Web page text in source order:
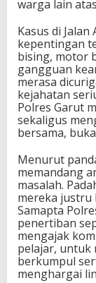
warga lain
Kasus di
kepentingan
bising, motor
gangguan
merasa
kejahatan
Polres Garut
sekaligus
bersama,
Menurut
memandang
masalah.
mereka justru
Samapta
penertiban
mengajak
pelajar, untuk
berkumpul
menghargai